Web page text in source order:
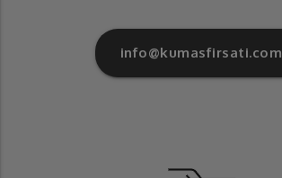
info@kumasfirsati.com